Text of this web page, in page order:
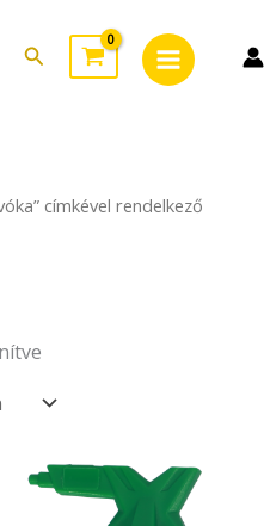
Search
Menu
címkével rendelkező
latest